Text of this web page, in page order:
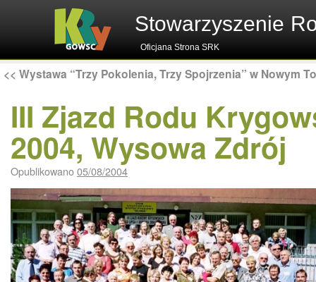
Stowarzyszenie
Oficjana Strona SRK
<< Wystawa “Trzy Pokolenia, Trzy Spojrzenia” w Nowym
III Zjazd Rodu
2004, Wysowa Zdrój
Opublikowano05/08/2004